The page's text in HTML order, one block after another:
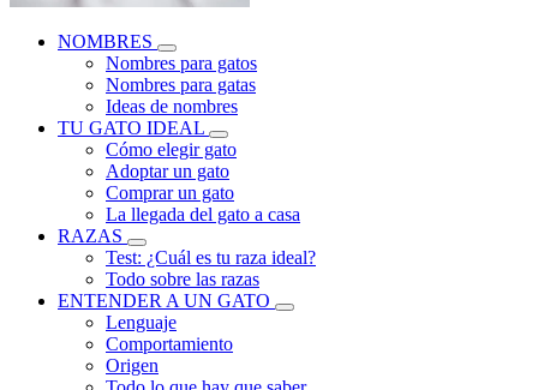
NOMBRES
Nombres para gatos
Nombres para gatas
Ideas de nombres
TU GATO IDEAL
Cómo elegir gato
Adoptar un gato
Comprar un gato
La llegada del gato a casa
RAZAS
Test: ¿Cuál es tu raza ideal?
Todo sobre las razas
ENTENDER A UN GATO
Lenguaje
Comportamiento
Origen